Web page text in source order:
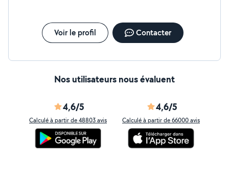
Voir le profil Contacter
Nos utilisateurs nous évaluent
4,6/5
Calculé à partir de 48803 avis
4,6/5
Calculé à partir de 66000 avis